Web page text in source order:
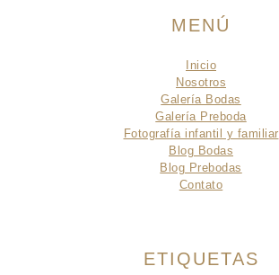
MENÚ
Inicio
Nosotros
Galería Bodas
Galería Preboda
Fotografía infantil y familiar
Blog Bodas
Blog Prebodas
Contato
ETIQUETAS